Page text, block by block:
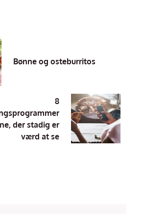
Bønne og osteburritos
8
der stadig er
værd at se